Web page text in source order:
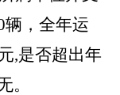
辆，全年运
,是否超出年
。